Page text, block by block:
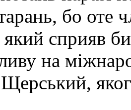
бо оте
сприяв
на